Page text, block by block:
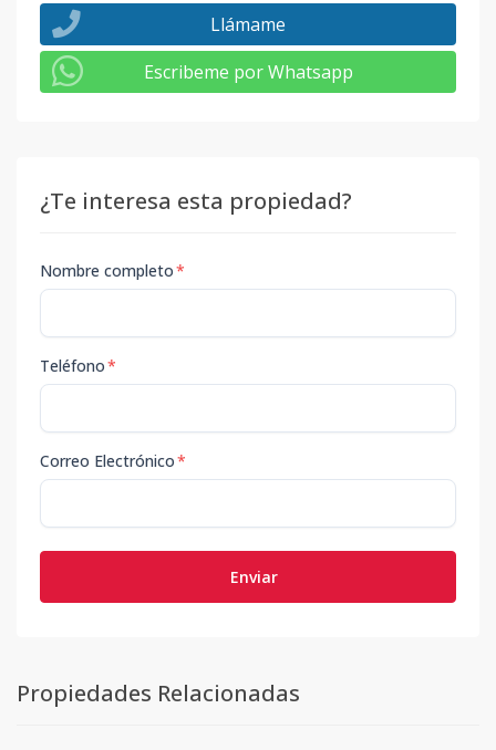
Llámame
Escribeme por Whatsapp
¿Te interesa esta propiedad?
Nombre completo*
Teléfono*
Correo Electrónico*
Enviar
Propiedades Relacionadas